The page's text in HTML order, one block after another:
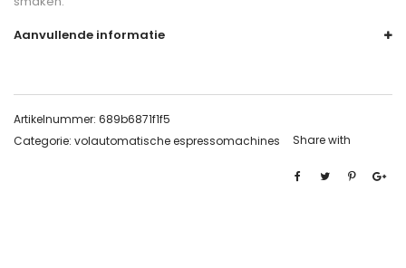
Aanvullende informatie
Artikelnummer: 689b6871f1f5
Categorie: volautomatische espressomachines Share with